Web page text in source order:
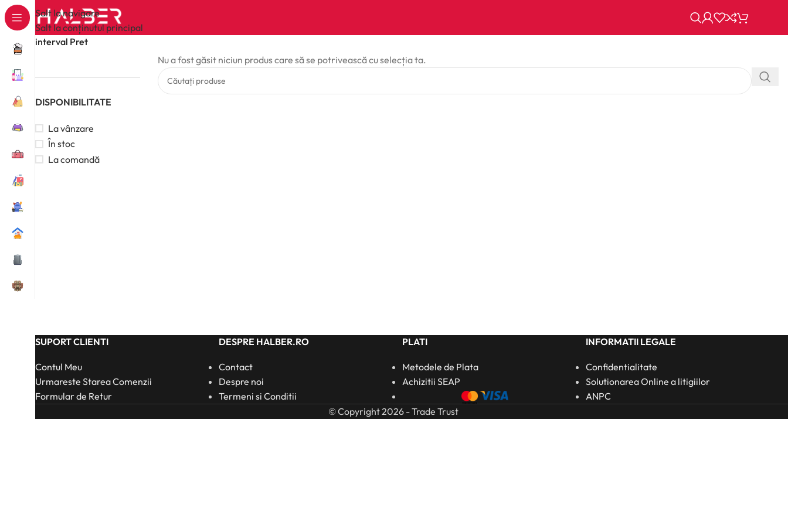
Salt la navigare
Salt la conținutul principal
interval Pret
DISPONIBILITATE
La vânzare
În stoc
La comandă
Nu a fost găsit niciun produs care să se potrivească cu selecția ta.
SUPORT CLIENTI
Contul Meu
Urmareste Starea Comenzii
Formular de Retur
DESPRE HALBER.RO
Contact
Despre noi
Termeni si Conditii
PLATI
Metodele de Plata
Achizitii SEAP
INFORMATII LEGALE
Confidentialitate
Solutionarea Online a litigiilor
ANPC
© Copyright 2026 - Trade Trust